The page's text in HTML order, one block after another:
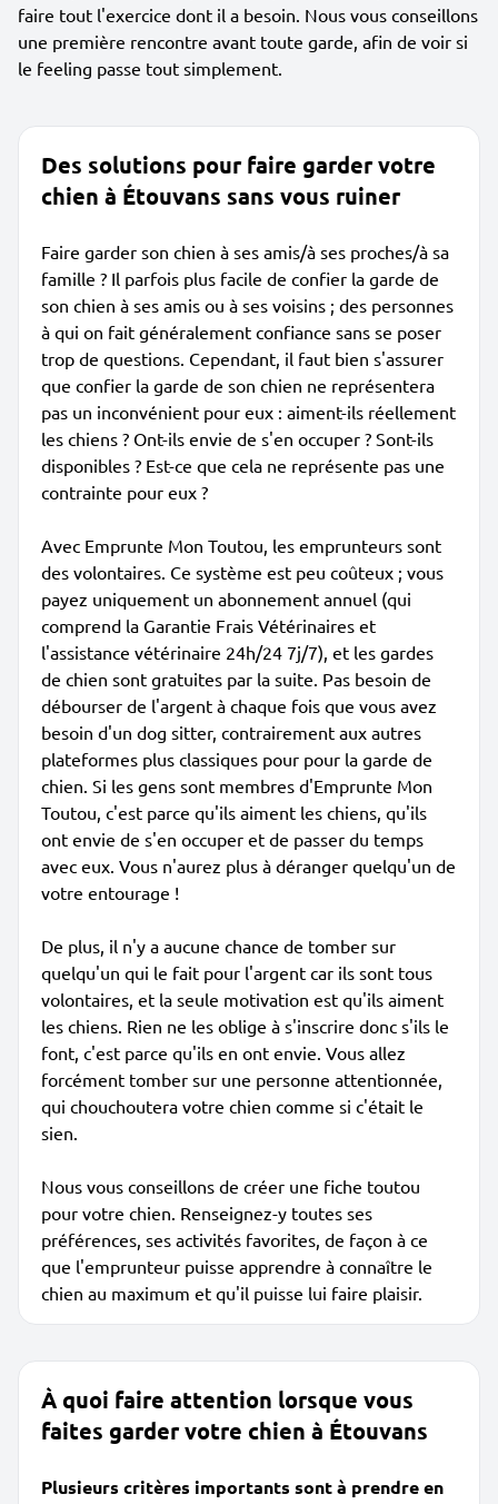
faire tout l'exercice dont il a besoin. Nous vous conseillons
une première rencontre avant toute garde, afin de voir si
le feeling passe tout simplement.
Des solutions pour faire garder votre
chien à Étouvans sans vous ruiner
Faire garder son chien à ses amis/à ses proches/à sa
famille ? Il parfois plus facile de confier la garde de
son chien à ses amis ou à ses voisins ; des personnes
à qui on fait généralement confiance sans se poser
trop de questions. Cependant, il faut bien s'assurer
que confier la garde de son chien ne représentera
pas un inconvénient pour eux : aiment-ils réellement
les chiens ? Ont-ils envie de s'en occuper ? Sont-ils
disponibles ? Est-ce que cela ne représente pas une
contrainte pour eux ?
Avec Emprunte Mon Toutou, les emprunteurs sont
des volontaires. Ce système est peu coûteux ; vous
payez uniquement un abonnement annuel (qui
comprend la Garantie Frais Vétérinaires et
l'assistance vétérinaire 24h/24 7j/7), et les gardes
de chien sont gratuites par la suite. Pas besoin de
débourser de l'argent à chaque fois que vous avez
besoin d'un dog sitter, contrairement aux autres
plateformes plus classiques pour pour la garde de
chien. Si les gens sont membres d'Emprunte Mon
Toutou, c'est parce qu'ils aiment les chiens, qu'ils
ont envie de s'en occuper et de passer du temps
avec eux. Vous n'aurez plus à déranger quelqu'un de
votre entourage !
De plus, il n'y a aucune chance de tomber sur
quelqu'un qui le fait pour l'argent car ils sont tous
volontaires, et la seule motivation est qu'ils aiment
les chiens. Rien ne les oblige à s'inscrire donc s'ils le
font, c'est parce qu'ils en ont envie. Vous allez
forcément tomber sur une personne attentionnée,
qui chouchoutera votre chien comme si c'était le
sien.
Nous vous conseillons de créer une fiche toutou
pour votre chien. Renseignez-y toutes ses
préférences, ses activités favorites, de façon à ce
que l'emprunteur puisse apprendre à connaître le
chien au maximum et qu'il puisse lui faire plaisir.
À quoi faire attention lorsque vous
faites garder votre chien à Étouvans
Plusieurs critères importants sont à prendre en